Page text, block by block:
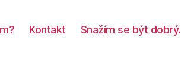
Kontakt Snažím se být dobrý.